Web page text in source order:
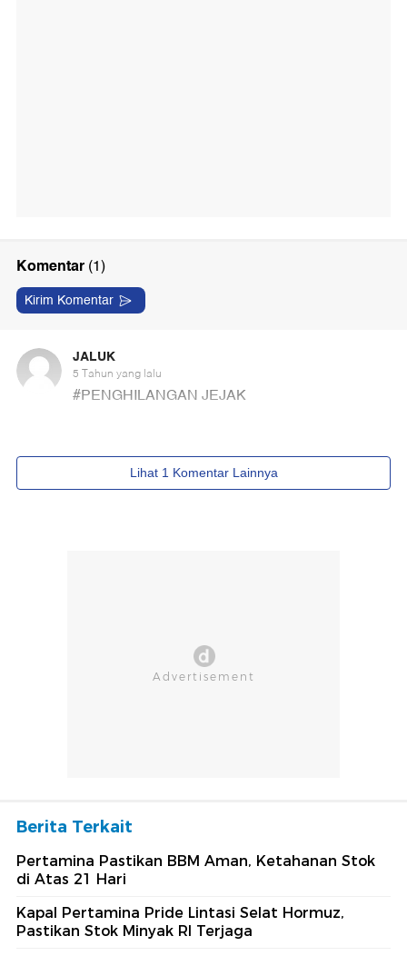
Berita Terkait
Pertamina Pastikan BBM Aman, Ketahanan Stok
di Atas 21 Hari
Kapal Pertamina Pride Lintasi Selat Hormuz,
Pastikan Stok Minyak RI Terjaga